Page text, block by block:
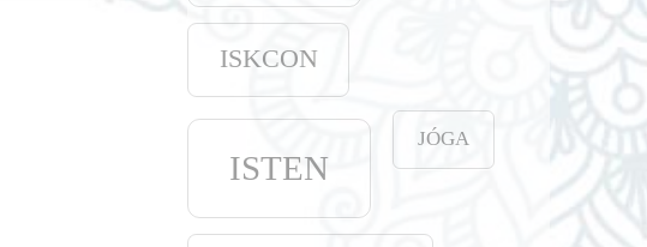
ISKCON
ISTEN
JÓGA